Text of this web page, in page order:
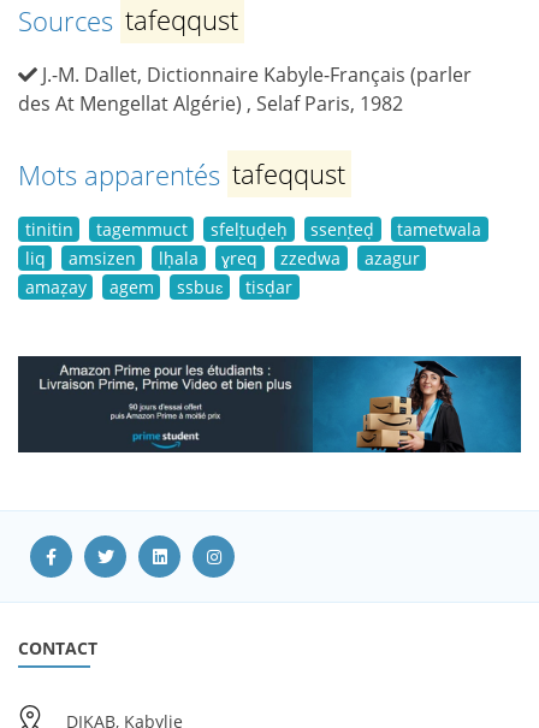
Sources tafeqqust
J.-M. Dallet, Dictionnaire Kabyle-Français (parler
des At Mengellat Algérie) , Selaf Paris, 1982
Mots apparentés tafeqqust
tinitin tagemmuct sfelṭuḍeḥ ssenṭeḍ
tametwala
liq
amsizen lḥala ɣreq zzedwa
azagur
amaẓay
agem ssbuɛ tisḍar
CONTACT
DIKAB, Kabylie